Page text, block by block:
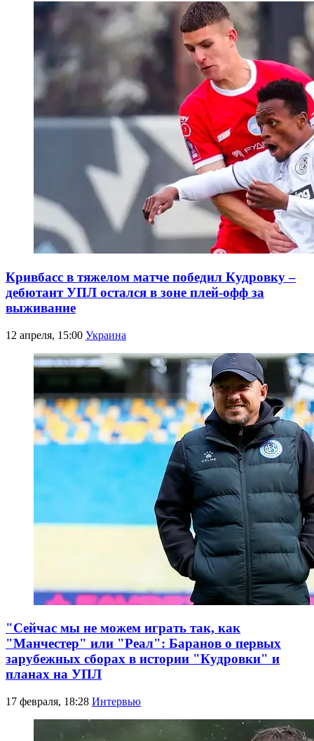
Кривбасс в тяжелом матче победил Кудровку –
дебютант УПЛ остался в зоне плей-офф за
выживание
12 апреля, 15:00 Украина
"Сейчас мы не можем играть так, как
"Манчестер" или "Реал": Баранов о первых
зарубежных сборах в истории "Кудровки" и
планах на УПЛ
17 февраля, 18:28 Интервью